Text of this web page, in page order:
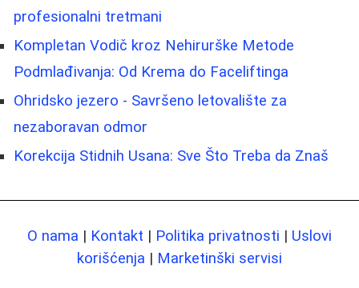
profesionalni tretmani
Kompletan Vodič kroz Nehirurške Metode
Podmlađivanja: Od Kremа do Faceliftinga
Ohridsko jezero - Savršeno letovalište za
nezaboravan odmor
Korekcija Stidnih Usana: Sve Što Treba da Znaš
O nama | Kontakt | Politika privatnosti | Uslovi
korišćenja | Marketinški servisi